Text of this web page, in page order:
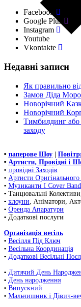
Facebook
Google Plus
Instagram
Youtube
Vkontakte
Недавні записи
Як правильно
Замов Діда
Новорічний
Новорічний
Тимбилдинг або
заходу
• паперове Шоу
• Артисти, Провідні і
• провідні Заходів
• Артисти
• Музиканти І Cover Band
• Танцювальні
• клоуни , Аніматори,
• Оренда Апаратури
• Додаткові послуги
Організація весіль
• Весілля Під Ключ
• Весільна Координація
• Додаткові Весільні
• Дитячий День
• День народження
• Випускний
• Мальчишник і Дівич-